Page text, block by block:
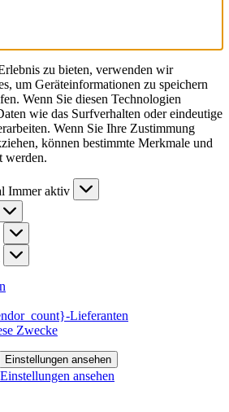
zu bieten, verwenden wir
um Geräteinformationen zu speichern
Wenn Sie diesen Technologien
wie das Surfverhalten oder eindeutige
Wenn Sie Ihre Zustimmung
können bestimmte Merkmale und
werden.
Immer aktiv
Lieferanten
Zwecke
Einstellungen ansehen
Einstellungen ansehen